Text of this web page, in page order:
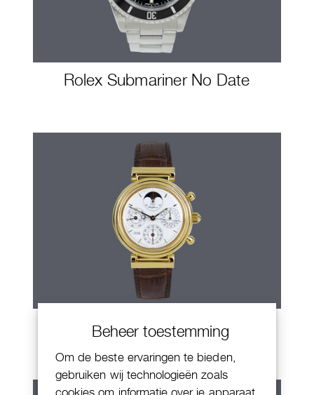
Beheer toestemming
Om de beste ervaringen te bieden,
gebruiken wij technologieën zoals
cookies om informatie over je apparaat
Rolex Submariner No Date
IWC Da Vinci